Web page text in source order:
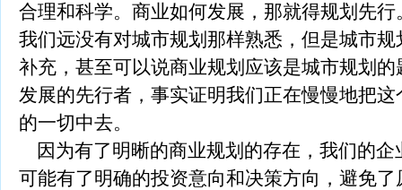
合理和科学。商业如何发展，那就得规划先
我们远没有对城市规划那样熟悉，但是城市
补充，甚至可以说商业规划应该是城市规划
发展的先行者，事实证明我们正在慢慢地把
的一切中去。
因为有了明晰的商业规划的存在，我们的企
可能有了明确的投资意向和决策方向，避免